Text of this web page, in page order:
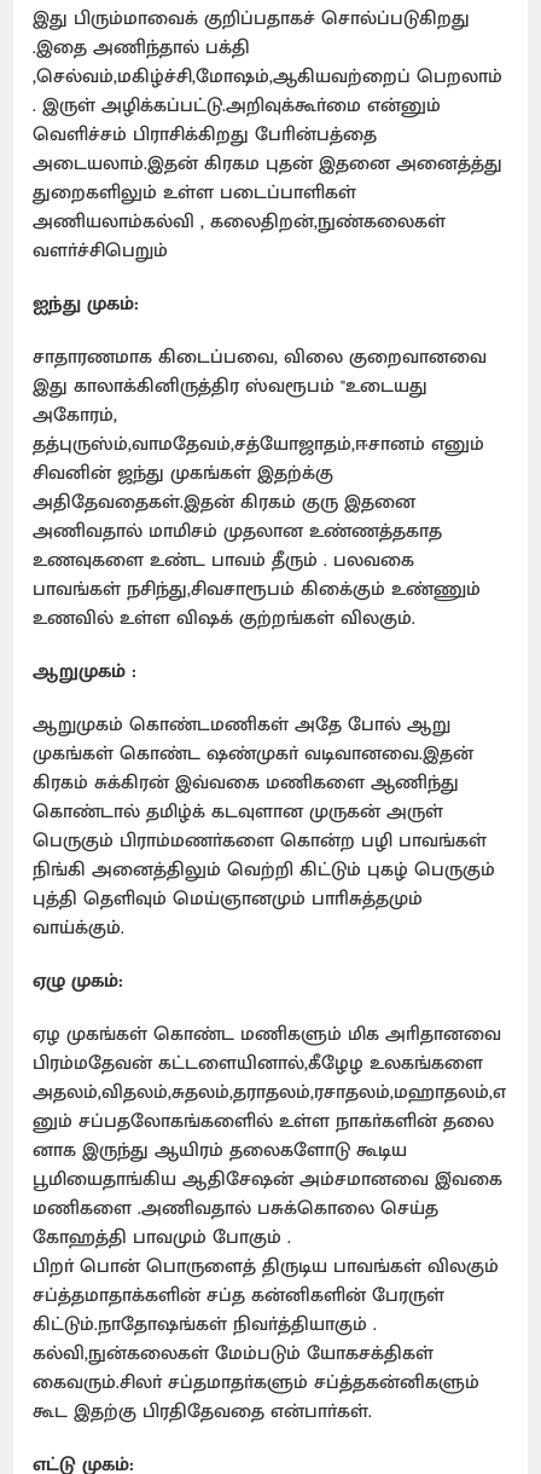
இது பிரும்மாவைக் குறிப்பதாகச் சொல்ப்படுகிறது
.இதை அணிந்தால் பக்தி
,செல்வம்,மகிழ்ச்சி,மோஷம்,ஆகியவற்றைப் பெறலாம்
. இருள் அழிக்கப்பட்டு.அறிவுக்கூா்மை என்னும்
வெளிச்சம் பிராசிக்கிறது போின்பத்தை
அடையலாம்.இதன் கிரகம புதன் இதனை அனைத்த்து
துறைகளிலும் உள்ள படைப்பாளிகள்
அணியலாம்கல்வி , கலைதிறன்,நுண்கலைகள்
வளா்ச்சிபெறும்
ஐந்து முகம்:
சாதாரணமாக கிடைப்பவை, விலை குறைவானவை
இது காலாக்கினிருத்திர ஸ்வரூபம் "உடையது
அகோரம்,
தத்புருஸ்ம்,வாமதேவம்,சத்யோஜாதம்,ஈசானம் எனும்
சிவனின் ஜந்து முகங்கள் இதற்க்கு
அதிதேவதைகள்.இதன் கிரகம் குரு இதனை
அணிவதால் மாமிசம் முதலான உண்ணத்தகாத
உணவுகளை உண்ட பாவம் தீரும் . பலவகை
பாவங்கள் நசிந்து,சிவசாரூபம் கிகை்கும் உண்ணும்
உணவில் உள்ள விஷக் குற்றங்கள் விலகும்.
ஆறுமுகம் :
ஆறுமுகம் கொண்டமணிகள் அதே போல் ஆறு
முகங்கள் கொண்ட ஷண்முகா் வடிவானவை.இதன்
கிரகம் சுக்கிரன் இவ்வகை மணிகளை ஆணிந்து
கொண்டால் தமிழ்க் கடவுளான முருகன் அருள்
பெருகும் பிராம்மணா்களை கொன்ற பழி பாவங்கள்
நிங்கி அனைத்திலும் வெற்றி கிட்டும் புகழ் பெருகும்
புத்தி தெளிவும் மெய்ஞானமும் பாாிசுத்தமும்
வாய்க்கும்.
ஏழு முகம்:
ஏழ முகங்கள் கொண்ட மணிகளும் மிக அாிதானவை
பிரம்மதேவன் கட்டளையினால்,கீழேழ உலகங்களை
அதலம்,விதலம்,சுதலம்,தராதலம்,ரசாதலம்,மஹாதலம்,எ
னும் சப்பதலோகங்களைில் உள்ள நாகா்களின் தலை
னாக இருந்து ஆயிரம் தலைகளோடு கூடிய
பூமியைதாங்கிய ஆதிசேஷன் அம்சமானவை இ்வகை
மணிகளை .அணிவதால் பசுக்கொலை செய்த
கோஹத்தி பாவமும் போகும் .
பிறா் பொன் பொருளைத் திருடிய பாவங்கள் விலகும்
சப்த்தமாதாக்களின் சப்த கன்னிகளின் பேரருள்
கிட்டும்.நாதோஷங்கள் நிவா்த்தியாகும் .
கல்வி,நுன்கலைகள் மேம்படும் யோகசக்திகள்
கைவரும்.சிலா் சப்தமாதா்களும் சப்த்தகன்னிகளும்
கூட இதற்கு பிரதிதேவதை என்பாா்கள்.
எட்டு முகம்: